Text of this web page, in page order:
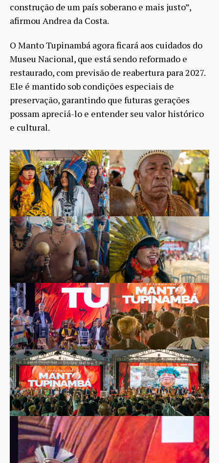
construção de um país soberano e mais justo”,
afirmou Andrea da Costa.
O Manto Tupinambá agora ficará aos cuidados do
Museu Nacional, que está sendo reformado e
restaurado, com previsão de reabertura para 2027.
Ele é mantido sob condições especiais de
preservação, garantindo que futuras gerações
possam apreciá-lo e entender seu valor histórico
e cultural.